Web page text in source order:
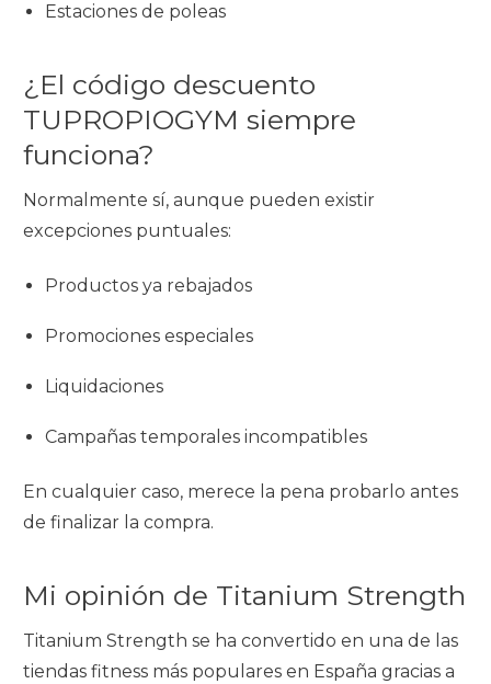
Estaciones de poleas
¿El código descuento
TUPROPIOGYM siempre
funciona?
Normalmente sí, aunque pueden existir
excepciones puntuales:
Productos ya rebajados
Promociones especiales
Liquidaciones
Campañas temporales incompatibles
En cualquier caso, merece la pena probarlo antes
de finalizar la compra.
Mi opinión de Titanium Strength
Titanium Strength se ha convertido en una de las
tiendas fitness más populares en España gracias a